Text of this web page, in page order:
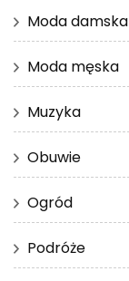
Moda damska
Moda męska
Muzyka
Obuwie
Ogród
Podróże